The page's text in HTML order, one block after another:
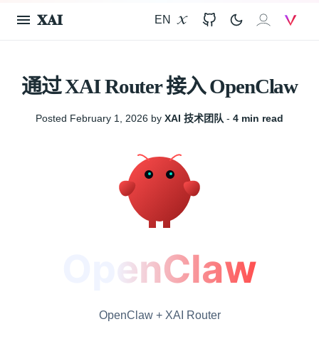
𝐗𝐀𝐈 EN GitHub 𝐗𝐀𝐈
通过 XAI Router 接入 OpenClaw
Posted February 1, 2026 by XAI 技术团队 ‐ 4 min read
OpenClaw + XAI Router